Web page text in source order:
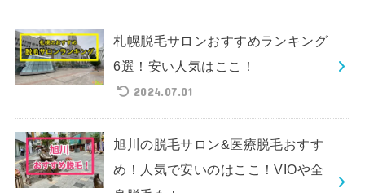
札幌脱毛サロンおすすめランキング
6選！安い人気はここ！
2024.07.01
旭川の脱毛サロン&医療脱毛おすす
め！人気で安いのはここ！VIOや全